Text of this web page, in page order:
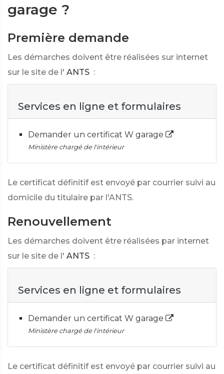
garage ?
Première demande
Les démarches doivent être réalisées sur internet
sur le site de l' ANTS :
Services en ligne et formulaires
Demander un certificat W garage
Ministère chargé de l'intérieur
Le certificat définitif est envoyé par courrier suivi au
domicile du titulaire par l'ANTS.
Renouvellement
Les démarches doivent être réalisées par internet
sur le site de l' ANTS :
Services en ligne et formulaires
Demander un certificat W garage
Ministère chargé de l'intérieur
Le certificat définitif est envoyé par courrier suivi au